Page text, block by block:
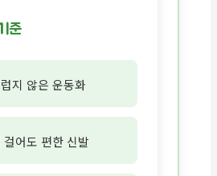
준
지 않은 운동화
걸어도 편한 신발